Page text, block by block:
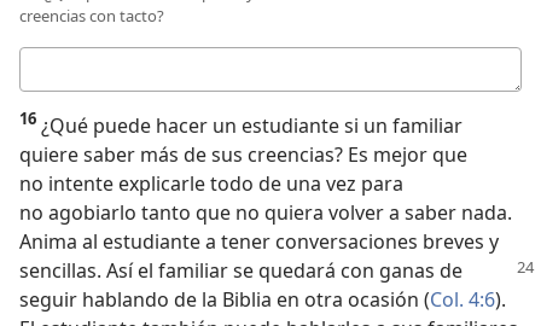
creencias con tacto?
16 ¿Qué puede hacer un estudiante si un familiar
quiere saber más de sus creencias? Es mejor que
no intente explicarle todo de una vez para
no agobiarlo tanto que no quiera volver a saber nada.
Anima al estudiante a tener conversaciones breves y
sencillas. Así el familiar se quedará con ganas de
seguir hablando de la Biblia en otra ocasión (Col. 4:6).